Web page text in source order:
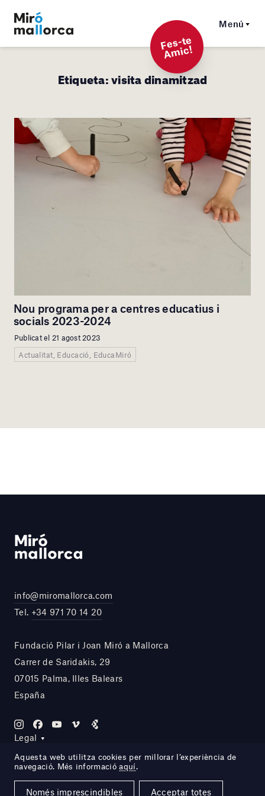
Menú
F
es-t
e
A
mi
c!
Etiqueta:visita dinamitzad
Nou programa per a centres educatius i
socials 2023-2024
Publicat el 21 agost 2023
Actualitat, Educació, EducaMiró
info@miromallorca.com
Tel. +34 971 70 14 20
Fundació Pilar i Joan Miró a Mallorca
Carrer de Saridakis, 29
07015 Palma, Illes Balears
España
Legal
Site by DOMO—A
Aquesta web utilitza cookies per millorar l’experiència de
navegació. Més informacióaquí.
Només imprescindibles Acceptar totes